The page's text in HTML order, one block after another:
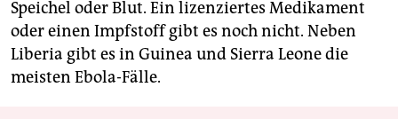
Speichel oder Blut. Ein lizenziertes Medikament
oder einen Impfstoff gibt es noch nicht. Neben
Liberia gibt es in Guinea und Sierra Leone die
meisten Ebola-Fälle.